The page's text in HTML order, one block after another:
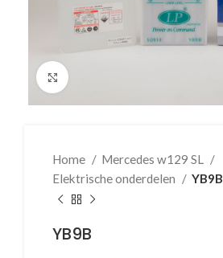
Home
Mercedes w129 SL
Elektrische onderdelen
YB9B
YB9B